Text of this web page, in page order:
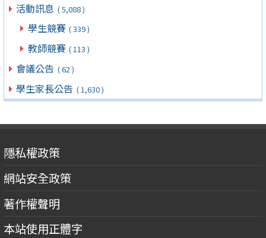
活動訊息 ( 5,088 )
學生競賽 ( 339 )
教師競賽 ( 113 )
會議公告 ( 62 )
學生家長公告 ( 1,630 )
隱私權政策
網站安全政策
著作權聲明
本站使用正體字